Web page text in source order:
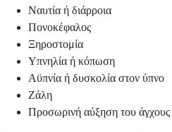
Ναυτία ή διάρροια
Πονοκέφαλος
Ξηροστομία
Υπνηλία ή κόπωση
Αϋπνία ή δυσκολία στον ύπνο
Ζάλη
Προσωρινή αύξηση του άγχους